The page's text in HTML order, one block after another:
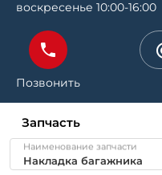
воскресенье 10:00-16:00
Позвонить
Запчасть
Наименование запчасти